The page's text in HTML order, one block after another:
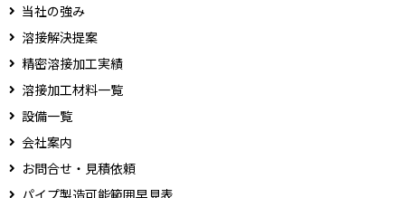
当社の強み
溶接解決提案
精密溶接加工実績
溶接加工材料一覧
設備一覧
会社案内
お問合せ・見積依頼
パイプ製造可能範囲早見表